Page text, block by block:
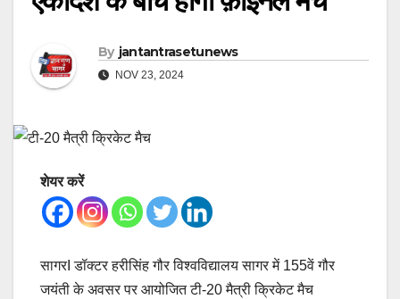
By jantantrasetunews
NOV 23, 2024
शेयर करें
सागरI डॉक्टर हरीसिंह गौर विश्वविद्यालय सागर में 155वें गौर
जयंती के अवसर पर आयोजित टी-20 मैत्री क्रिकेट मैच